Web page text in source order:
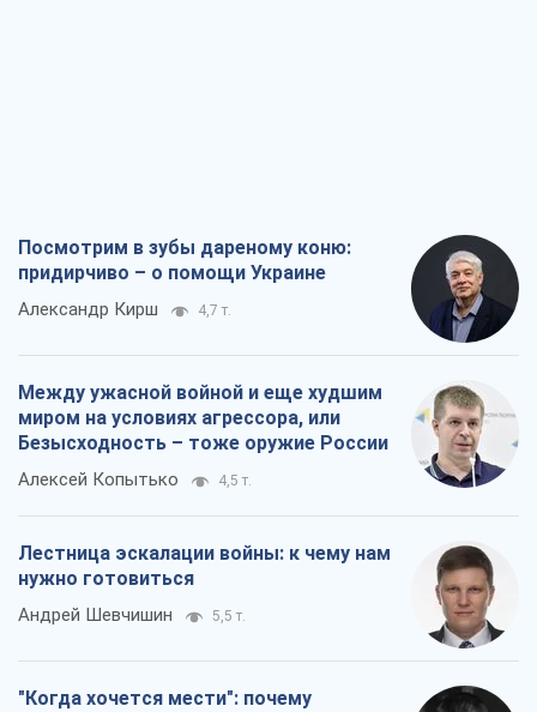
Посмотрим в зубы дареному коню:
придирчиво – о помощи Украине
Александр Кирш 4,7 т.
Между ужасной войной и еще худшим
миром на условиях агрессора, или
Безысходность – тоже оружие России
Алексей Копытько 4,5 т.
Лестница эскалации войны: к чему нам
нужно готовиться
Андрей Шевчишин 5,5 т.
"Когда хочется мести": почему